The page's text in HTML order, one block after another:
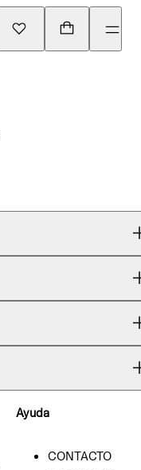
Ayuda
CONTACTO